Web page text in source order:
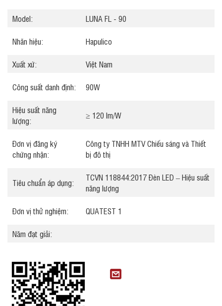
Model: LUNA FL - 90
Nhãn hiệu: Hapulico
Xuất xứ: Việt Nam
Công suất danh định: 90W
Hiệu suất năng
lượng:
≥ 120 lm/W
Đơn vị đăng ký
chứng nhận:
Công ty TNHH MTV Chiếu sáng và Thiết
bị đô thị
Tiêu chuẩn áp dụng:
TCVN 118844:2017 Đèn LED – Hiệu suất
năng lượng
Đơn vị thử nghiệm: QUATEST 1
Năm đạt giải: